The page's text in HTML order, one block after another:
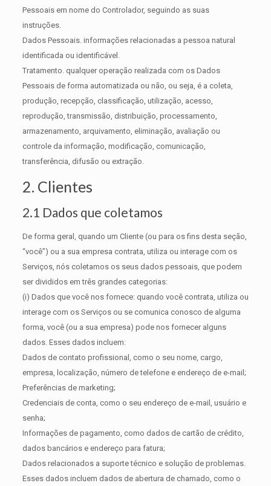
Pessoais em nome do Controlador, seguindo as suas
instruções.
Dados Pessoais. informações relacionadas a pessoa natural
identificada ou identificável.
Tratamento. qualquer operação realizada com os Dados
Pessoais de forma automatizada ou não, ou seja, é a coleta,
produção, recepção, classificação, utilização, acesso,
reprodução, transmissão, distribuição, processamento,
armazenamento, arquivamento, eliminação, avaliação ou
controle da informação, modificação, comunicação,
transferência, difusão ou extração.
2. Clientes
2.1 Dados que coletamos
De forma geral, quando um Cliente (ou para os fins desta seção,
“você”) ou a sua empresa contrata, utiliza ou interage com os
Serviços, nós coletamos os seus dados pessoais, que podem
ser divididos em três grandes categorias:
(i) Dados que você nos fornece: quando você contrata, utiliza ou
interage com os Serviços ou se comunica conosco de alguma
forma, você (ou a sua empresa) pode nos fornecer alguns
dados. Esses dados incluem:
Dados de contato profissional, como o seu nome, cargo,
empresa, localização, número de telefone e endereço de e-mail;
Preferências de marketing;
Credenciais de conta, como o seu endereço de e-mail, usuário e
senha;
Informações de pagamento, como dados de cartão de crédito,
dados bancários e endereço para fatura;
Dados relacionados a suporte técnico e solução de problemas.
Esses dados incluem dados de abertura de chamado, como o